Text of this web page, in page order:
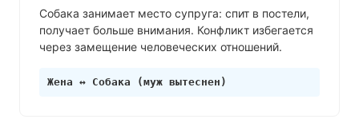
Собака занимает место супруга: спит в постели,
получает больше внимания. Конфликт избегается
через замещение человеческих отношений.
Жена ↔ Собака (муж вытеснен)